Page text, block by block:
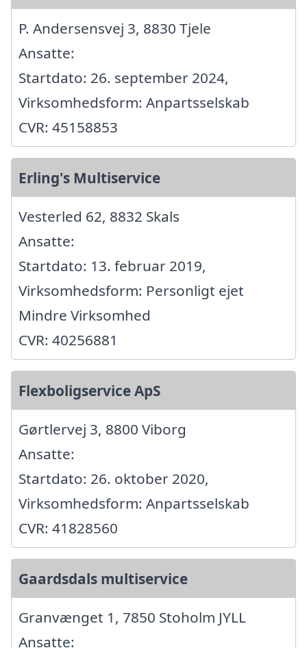
P. Andersensvej 3, 8830 Tjele
Ansatte:
Startdato: 26. september 2024,
Virksomhedsform: Anpartsselskab
CVR: 45158853
Erling's Multiservice
Vesterled 62, 8832 Skals
Ansatte:
Startdato: 13. februar 2019,
Virksomhedsform: Personligt ejet
Mindre Virksomhed
CVR: 40256881
Flexboligservice ApS
Gørtlervej 3, 8800 Viborg
Ansatte:
Startdato: 26. oktober 2020,
Virksomhedsform: Anpartsselskab
CVR: 41828560
Gaardsdals multiservice
Granvænget 1, 7850 Stoholm JYLL
Ansatte: